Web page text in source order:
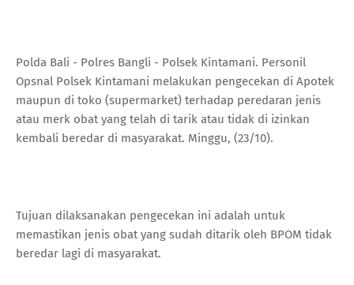
Polda Bali - Polres Bangli - Polsek Kintamani. Personil
Opsnal Polsek Kintamani melakukan pengecekan di Apotek
maupun di toko (supermarket) terhadap peredaran jenis
atau merk obat yang telah di tarik atau tidak di izinkan
kembali beredar di masyarakat. Minggu, (23/10).
Tujuan dilaksanakan pengecekan ini adalah untuk
memastikan jenis obat yang sudah ditarik oleh BPOM tidak
beredar lagi di masyarakat.